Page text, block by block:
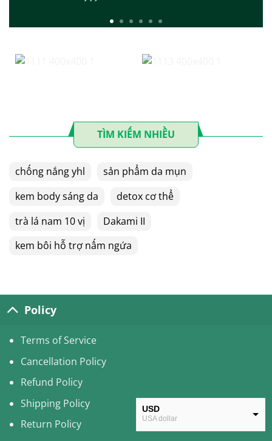
TÌM KIẾM NHIỀU
chống nắng yhl
sản phẩm da mụn
kem body sáng da
detox cơ thể
trà lá nam 10 vị
Dakami II
kem bôi hỗ trợ nấm ngứa
Policy
Terms of Service
Cancellation Policy
Refund Policy
Shipping Policy
Return Policy
USD
USA dollar